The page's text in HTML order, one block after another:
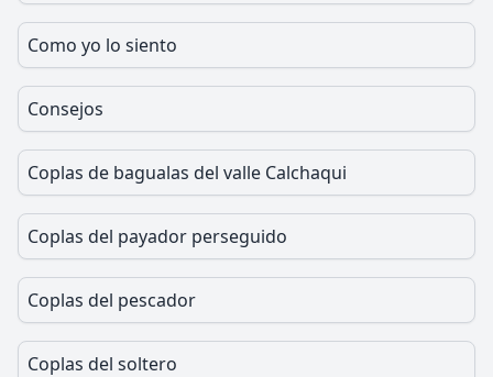
Como yo lo siento
Consejos
Coplas de bagualas del valle Calchaqui
Coplas del payador perseguido
Coplas del pescador
Coplas del soltero